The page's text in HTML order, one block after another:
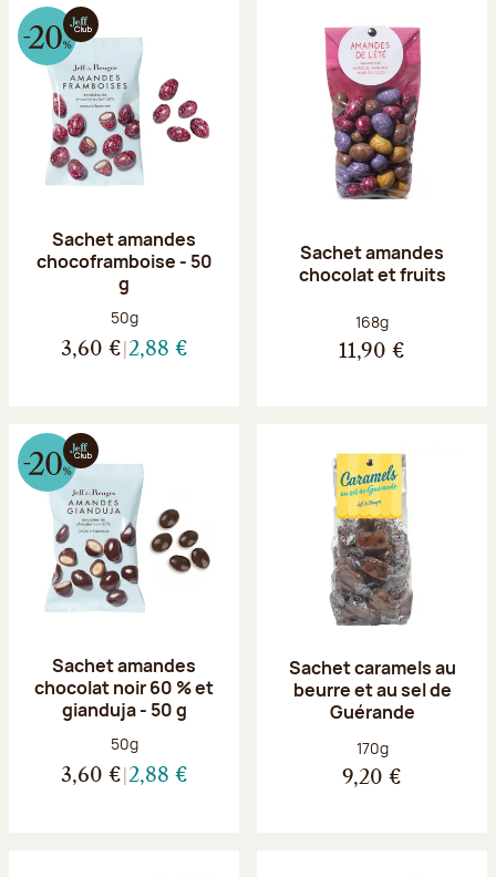
Sachet amandes
chocoframboise - 50
g
Poids net :
50g
3,60 € 2,88 €
Sachet amandes
chocolat et fruits
Poids net :
168g
11,90 €
Sachet amandes
chocolat noir 60 % et
gianduja - 50 g
Poids net :
50g
3,60 € 2,88 €
Sachet caramels au
beurre et au sel de
Guérande
Poids net :
170g
9,20 €